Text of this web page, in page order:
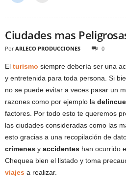
Ciudades mas
Por ARLECO PRODUCCIONES 0
El turismo siempre debería ser una
y entretenida para toda persona. Si
no se puede evitar a veces pasar un
razones como por ejemplo la
factores. Por todo esto te queremos
las ciudades consideradas como las
esto gracias a una recopilación de
crímenes y accidentes han ocurrido
Chequea bien el listado y toma
viajes a realizar.